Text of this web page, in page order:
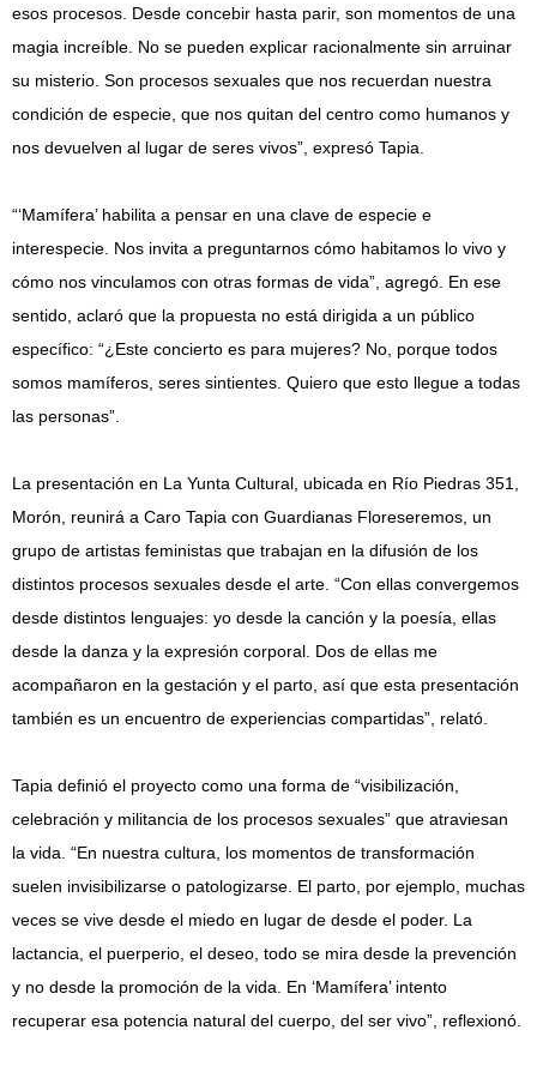
esos procesos. Desde concebir hasta parir, son momentos de una
magia increíble. No se pueden explicar racionalmente sin arruinar
su misterio. Son procesos sexuales que nos recuerdan nuestra
condición de especie, que nos quitan del centro como humanos y
nos devuelven al lugar de seres vivos”, expresó Tapia.
“‘Mamífera’ habilita a pensar en una clave de especie e
interespecie. Nos invita a preguntarnos cómo habitamos lo vivo y
cómo nos vinculamos con otras formas de vida”, agregó. En ese
sentido, aclaró que la propuesta no está dirigida a un público
específico: “¿Este concierto es para mujeres? No, porque todos
somos mamíferos, seres sintientes. Quiero que esto llegue a todas
las personas”.
La presentación en La Yunta Cultural, ubicada en Río Piedras 351,
Morón, reunirá a Caro Tapia con Guardianas Floreseremos, un
grupo de artistas feministas que trabajan en la difusión de los
distintos procesos sexuales desde el arte. “Con ellas convergemos
desde distintos lenguajes: yo desde la canción y la poesía, ellas
desde la danza y la expresión corporal. Dos de ellas me
acompañaron en la gestación y el parto, así que esta presentación
también es un encuentro de experiencias compartidas”, relató.
Tapia definió el proyecto como una forma de “visibilización,
celebración y militancia de los procesos sexuales” que atraviesan
la vida. “En nuestra cultura, los momentos de transformación
suelen invisibilizarse o patologizarse. El parto, por ejemplo, muchas
veces se vive desde el miedo en lugar de desde el poder. La
lactancia, el puerperio, el deseo, todo se mira desde la prevención
y no desde la promoción de la vida. En ‘Mamífera’ intento
recuperar esa potencia natural del cuerpo, del ser vivo”, reflexionó.